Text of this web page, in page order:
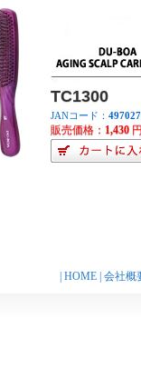
TC1300
JANコード：
販売価格： 1,430
HOME 会社概